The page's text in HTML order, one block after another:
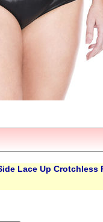
Lace Up Crotchless